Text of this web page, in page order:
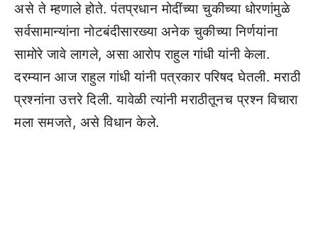
असे ते म्हणाले होते. पंतप्रधान मोदींच्या चुकीच्या धोरणांमुळे
सर्वसामान्यांना नोटबंदीसारख्या अनेक चुकीच्या निर्णयांना
सामोरे जावे लागले, असा आरोप राहुल गांधी यांनी केला.
दरम्यान आज राहुल गांधी यांनी पत्रकार परिषद घेतली. मराठी
प्रश्नांना उत्तरे दिली. यावेळी त्यांनी मराठीतूनच प्रश्न विचारा
मला समजते, असे विधान केले.